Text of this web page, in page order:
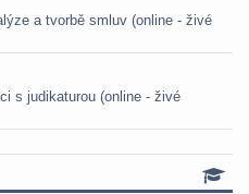
a tvorbě smluv (online - živé
s judikaturou (online - živé